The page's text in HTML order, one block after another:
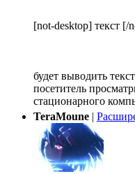
[not-desktop] текст [/
будет выводить
посетитель
стационарного
TeraMoune